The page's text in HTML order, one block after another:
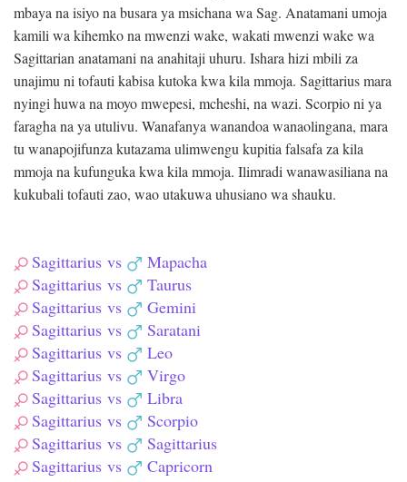
mbaya na isiyo na busara ya msichana wa Sag. Anatamani umoja
kamili wa kihemko na mwenzi wake, wakati mwenzi wake wa
Sagittarian anatamani na anahitaji uhuru. Ishara hizi mbili za
unajimu ni tofauti kabisa kutoka kwa kila mmoja. Sagittarius mara
nyingi huwa na moyo mwepesi, mcheshi, na wazi. Scorpio ni ya
faragha na ya utulivu. Wanafanya wanandoa wanaolingana, mara
tu wanapojifunza kutazama ulimwengu kupitia falsafa za kila
mmoja na kufunguka kwa kila mmoja. Ilimradi wanawasiliana na
kukubali tofauti zao, wao utakuwa uhusiano wa shauku.
Sagittarius vs
Mapacha
Sagittarius vs
Taurus
Sagittarius vs
Gemini
Sagittarius vs
Saratani
Sagittarius vs
Leo
Sagittarius vs
Virgo
Sagittarius vs
Libra
Sagittarius vs
Scorpio
Sagittarius vs
Sagittarius
Sagittarius vs
Capricorn